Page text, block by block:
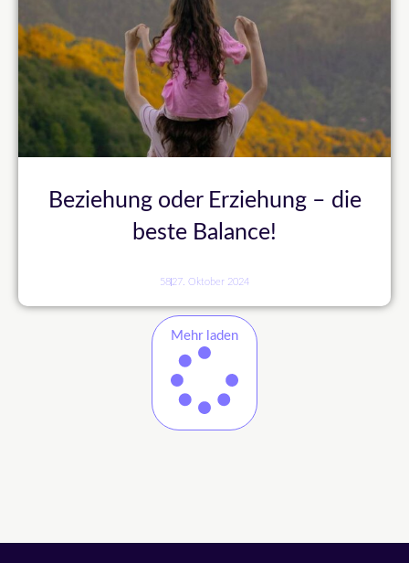
Beziehung oder Erziehung – die
beste Balance!
5827. Oktober 2024
Mehr laden